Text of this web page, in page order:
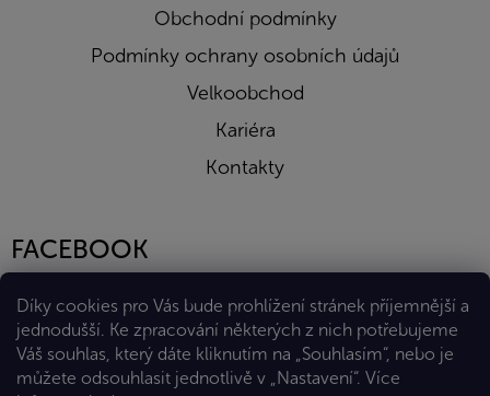
Díky cookies pro Vás bude prohlížení stránek příjemnější a
jednodušší. Ke zpracování některých z nich potřebujeme
Váš souhlas, který dáte kliknutím na „Souhlasím“, nebo je
můžete odsouhlasit jednotlivě v „Nastavení“. Více
Obchodní podmínky
Podmínky ochrany osobních údajů
Velkoobchod
Kariéra
Kontakty
FACEBOOK